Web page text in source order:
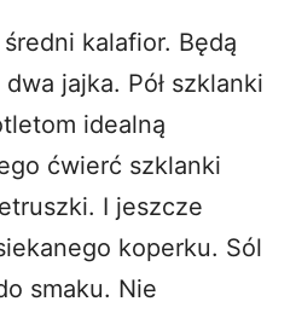
kalafior. Będą
jajka. Pół szklanki
idealną
ćwierć szklanki
I jeszcze
koperku. Sól
smaku. Nie